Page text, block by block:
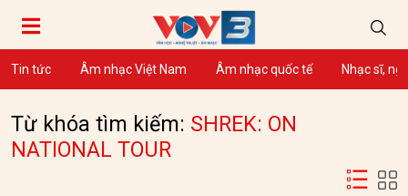
Tin tức Âm nhạc Việt Nam Âm nhạc quốc tế Nhạc sĩ,
Từ khóa tìm kiếm: SHREK: ON
NATIONAL TOUR